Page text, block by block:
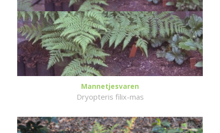
Mannetjesvaren
Dryopteris filix-mas